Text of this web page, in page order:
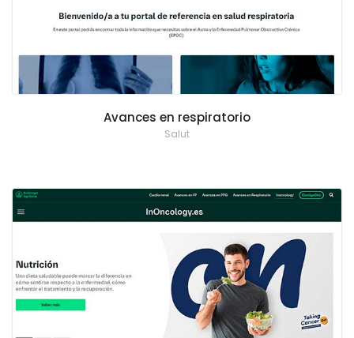
Avances en respiratorio
Salut